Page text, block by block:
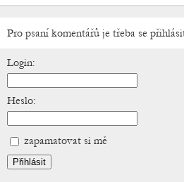
Pro psaní komentářů je třeba se
Login:
Heslo:
zapamatovat si mě